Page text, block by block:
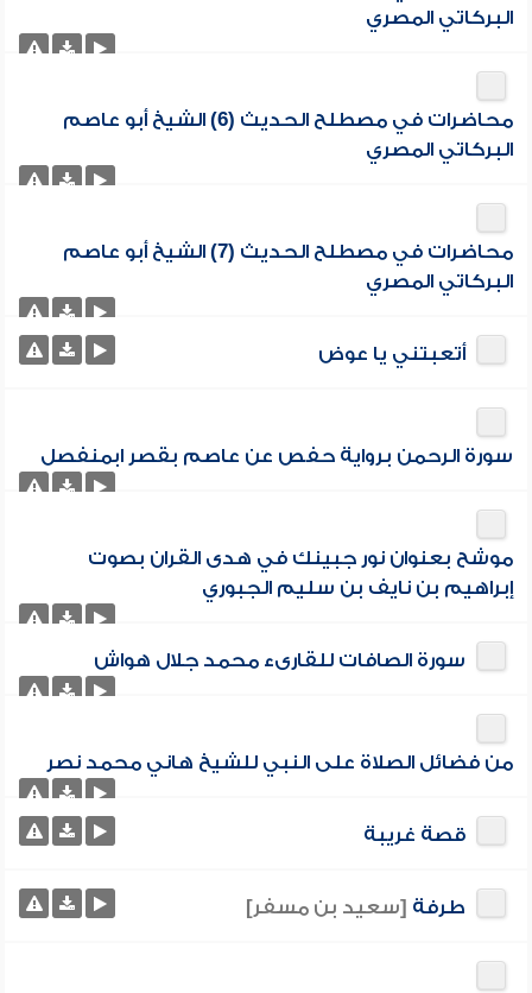
البركاتي المصري
محاضرات في مصطلح الحديث (6) الشيخ أبو عاصم
البركاتي المصري
محاضرات في مصطلح الحديث (7) الشيخ أبو عاصم
البركاتي المصري
أتعبتني يا عوض
سورة الرحمن برواية حفص عن عاصم بقصر ابمنفصل
موشح بعنوان نور جبينك في هدى القران بصوت
إبراهيم بن نايف بن سليم الجبوري
سورة الصافات للقارىء محمد جلال هواش
من فضائل الصلاة على النبي للشيخ هاني محمد نصر
قصة غريبة
طرفة [سعيد بن مسفر]